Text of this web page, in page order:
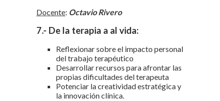
Docente: Octavio Rivero
7.- De la terapia a al vida:
Reflexionar sobre el impacto personal
del trabajo terapéutico
Desarrollar recursos para afrontar las
propias dificultades del terapeuta
Potenciar la creatividad estratégica y
la innovación clínica.